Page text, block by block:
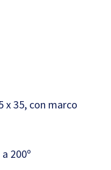
x 35, con marco
200º